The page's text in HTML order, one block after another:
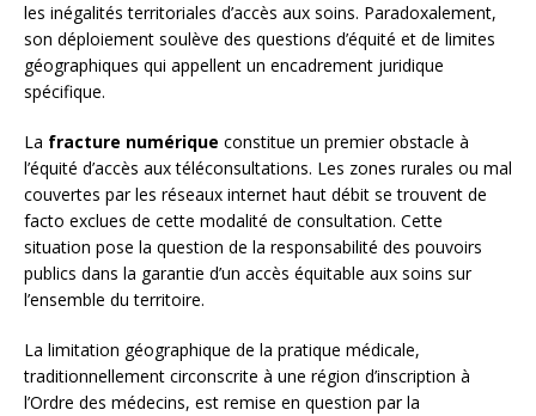
les inégalités territoriales d’accès aux soins. Paradoxalement,
son déploiement soulève des questions d’équité et de limites
géographiques qui appellent un encadrement juridique
spécifique.
La fracture numérique constitue un premier obstacle à
l’équité d’accès aux téléconsultations. Les zones rurales ou mal
couvertes par les réseaux internet haut débit se trouvent de
facto exclues de cette modalité de consultation. Cette
situation pose la question de la responsabilité des pouvoirs
publics dans la garantie d’un accès équitable aux soins sur
l’ensemble du territoire.
La limitation géographique de la pratique médicale,
traditionnellement circonscrite à une région d’inscription à
l’Ordre des médecins, est remise en question par la